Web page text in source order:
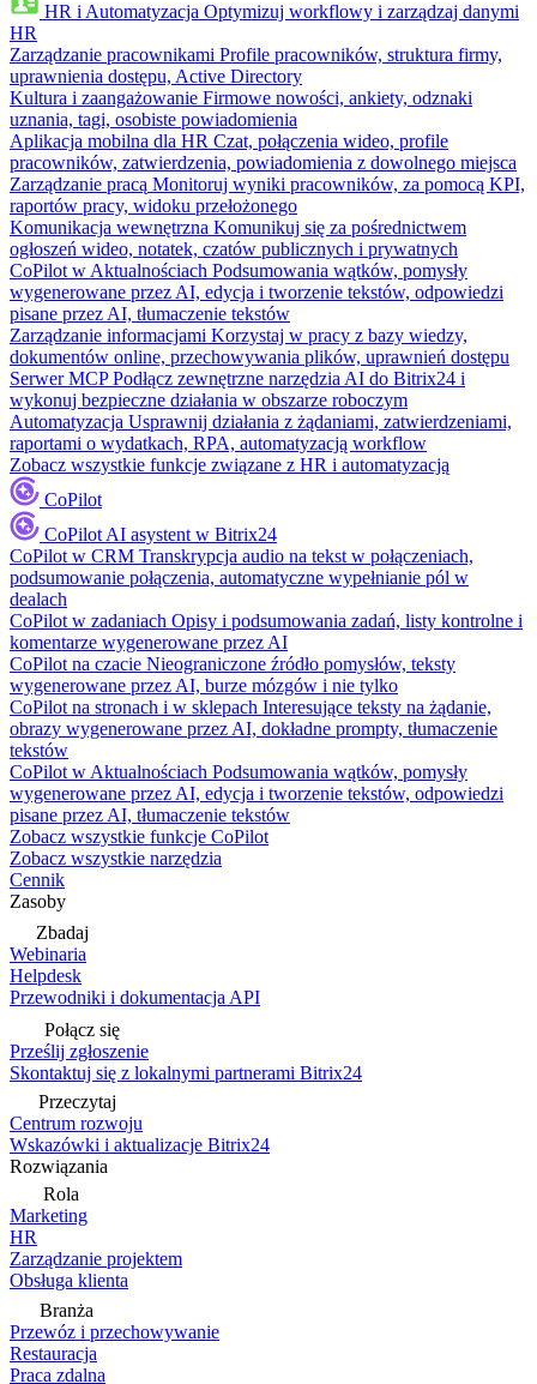
HR i Automatyzacja Optymizuj workflowy i zarządzaj danymi
HR
Zarządzanie pracownikami Profile pracowników, struktura firmy,
uprawnienia dostępu, Active Directory
Kultura i zaangażowanie Firmowe nowości, ankiety, odznaki
uznania, tagi, osobiste powiadomienia
Aplikacja mobilna dla HR Czat, połączenia wideo, profile
pracowników, zatwierdzenia, powiadomienia z dowolnego miejsca
Zarządzanie pracą Monitoruj wyniki pracowników, za pomocą KPI,
raportów pracy, widoku przełożonego
Komunikacja wewnętrzna Komunikuj się za pośrednictwem
ogłoszeń wideo, notatek, czatów publicznych i prywatnych
CoPilot w Aktualnościach Podsumowania wątków, pomysły
wygenerowane przez AI, edycja i tworzenie tekstów, odpowiedzi
pisane przez AI, tłumaczenie tekstów
Zarządzanie informacjami Korzystaj w pracy z bazy wiedzy,
dokumentów online, przechowywania plików, uprawnień dostępu
Serwer MCP Podłącz zewnętrzne narzędzia AI do Bitrix24 i
wykonuj bezpieczne działania w obszarze roboczym
Automatyzacja Usprawnij działania z żądaniami, zatwierdzeniami,
raportami o wydatkach, RPA, automatyzacją workflow
Zobacz wszystkie funkcje związane z HR i automatyzacją
CoPilot
CoPilot AI asystent w Bitrix24
CoPilot w CRM Transkrypcja audio na tekst w połączeniach,
podsumowanie połączenia, automatyczne wypełnianie pól w
dealach
CoPilot w zadaniach Opisy i podsumowania zadań, listy kontrolne i
komentarze wygenerowane przez AI
CoPilot na czacie Nieograniczone źródło pomysłów, teksty
wygenerowane przez AI, burze mózgów i nie tylko
CoPilot na stronach i w sklepach Interesujące teksty na żądanie,
obrazy wygenerowane przez AI, dokładne prompty, tłumaczenie
tekstów
CoPilot w Aktualnościach Podsumowania wątków, pomysły
wygenerowane przez AI, edycja i tworzenie tekstów, odpowiedzi
pisane przez AI, tłumaczenie tekstów
Zobacz wszystkie funkcje CoPilot
Zobacz wszystkie narzędzia
Cennik
Zasoby
Zbadaj
Webinaria
Helpdesk
Przewodniki i dokumentacja API
Połącz się
Prześlij zgłoszenie
Skontaktuj się z lokalnymi partnerami Bitrix24
Przeczytaj
Centrum rozwoju
Wskazówki i aktualizacje Bitrix24
Rozwiązania
Rola
Marketing
HR
Zarządzanie projektem
Obsługa klienta
Branża
Przewóz i przechowywanie
Restauracja
Praca zdalna